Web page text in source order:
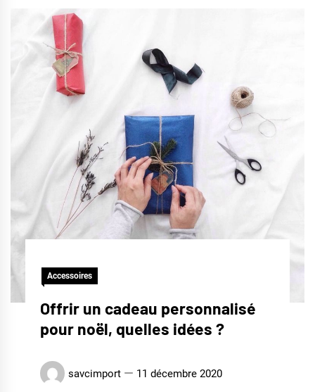
Accessoires
Offrir un cadeau personnalisé
pour noël, quelles idées ?
savcimport 11 décembre 2020